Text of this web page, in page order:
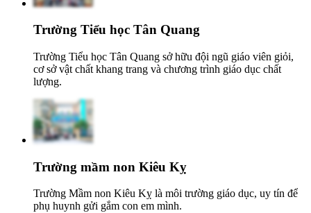
Trường Tiểu học Tân Quang
Trường Tiểu học Tân Quang sở hữu đội ngũ giáo viên giỏi,
cơ sở vật chất khang trang và chương trình giáo dục chất
lượng.
Trường mầm non Kiêu Kỵ
Trường Mầm non Kiêu Kỵ là môi trường giáo dục, uy tín để
phụ huynh gửi gắm con em mình.